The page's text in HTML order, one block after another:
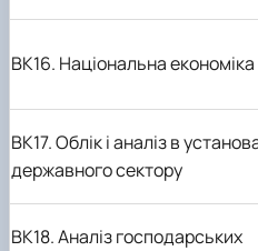
ВК16. Національна економіка
ВК17.Облік і аналіз в
державного сектору
ВК18.Аналіз господарських